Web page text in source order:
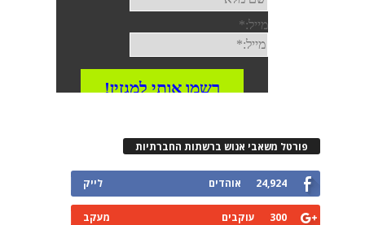
פורטל משאבי אנוש ברשתות החברתיות
24,924 אוהדים לייק
300 עוקבים מעקב